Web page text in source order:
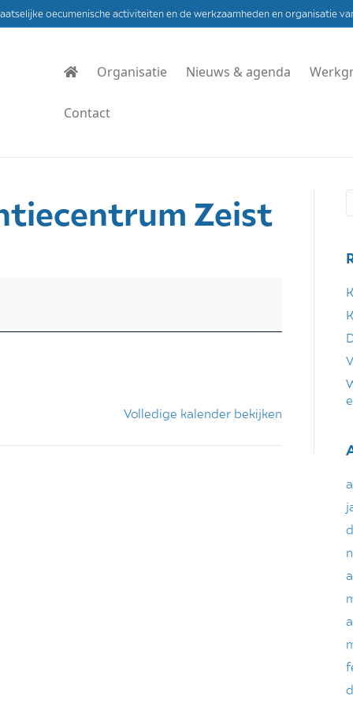
oecumenische activiteiten en de werkzaamheden en organisatie
Organisatie Nieuws & agenda
Contact
Zeist
Volledige kalender bekijken